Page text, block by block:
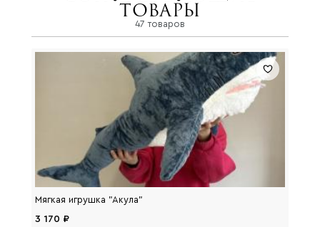
товары
47 товаров
Мягкая игрушка "Акула"
3 170 ₽